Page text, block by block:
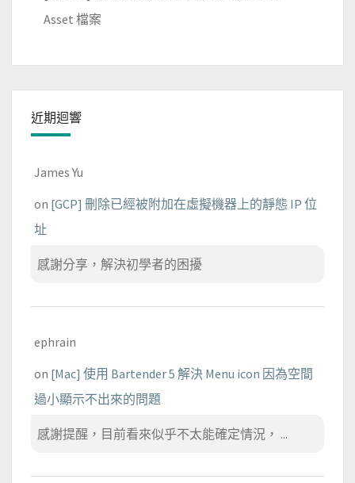
Asset 檔案
近期迴響
James Yu
on [GCP] 刪除已經被附加在虛擬機器上的靜態 IP 位
址
感謝分享，解決初學者的困擾
ephrain
on [Mac] 使用 Bartender 5 解決 Menu icon 因為空間
過小顯示不出來的問題
感謝提醒，目前看來似乎不太能確定情況， ...